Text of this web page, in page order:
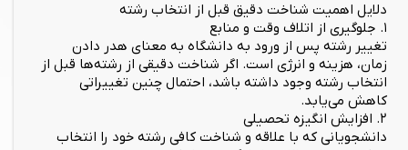
دلایل اهمیت شناخت دقیق قبل از انتخاب رشته
۱. جلوگیری از اتلاف وقت و منابع
تغییر رشته پس از ورود به دانشگاه به معنای هدر دادن
زمان، هزینه و انرژی است. اگر شناخت دقیقی از رشته‌ها قبل از
انتخاب رشته وجود داشته باشد، احتمال چنین تغییراتی
کاهش می‌یابد.
۲. افزایش انگیزه تحصیلی
دانشجویانی که با علاقه و شناخت کافی رشته خود را انتخاب